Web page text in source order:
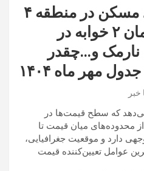
لیست قیمت خرید مسکن در منطقه ۴
تهران / خرید آپارتمان ۲ خوابه در
نارمک و…چقدر
مهر ماه ۱۴۰۴
که سطح قیمت‌ها در
محدوده‌های میان‌ قیمت تا
دارد و موقعیت جغرافیایی،
عوامل تعیین‌کننده قیمت